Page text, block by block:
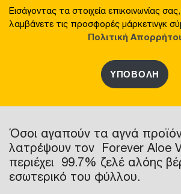
Εισάγοντας τα στοιχεία επικοινωνίας
λαμβάνετε τις προσφορές μάρκετινγκ
Πολιτική
ΥΠΟΒΟΛΗ
Όσοι αγαπούν τα αγνά
λατρέψουν τον Forever Aloe
περιέχει 99.7% ζελέ αλόης
εσωτερικό του φύλλου.